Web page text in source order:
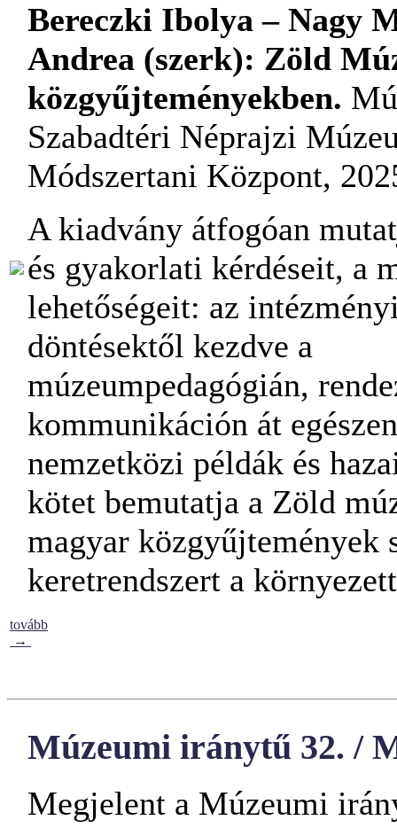
Bereczki Ibolya – Nagy
Andrea (szerk): Zöld
közgyűjteményekben.
Szabadtéri Néprajzi
Módszertani Központ,
A kiadvány átfogóan
és gyakorlati kérdéseit, a
lehetőségeit: az
döntésektől kezdve a
múzeumpedagógián,
kommunikáción át
nemzetközi példák és
kötet bemutatja a Zöld
magyar közgyűjtemények
keretrendszert a
tovább
→
Múzeumi iránytű 32. /
Megjelent a Múzeumi